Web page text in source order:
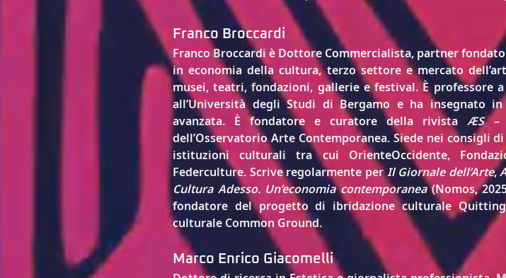
Franco Broccardi
Franco Broccardi è Dottore Commercialista, partner
in economia della cultura, terzo settore e mercato
musei, teatri, fondazioni, gallerie e festival. È
all’Università degli Studi di Bergamo e ha insegnato
avanzata. È fondatore e curatore della rivista ÆS –
dell’Osservatorio Arte Contemporanea. Siede nei consigli
istituzioni culturali tra cui OrienteOccidente,
Federculture. Scrive regolarmente per Il Giornale dell’Arte,
Cultura Adesso. Un’economia contemporanea (Nomos,
fondatore del progetto di ibridazione culturale
culturale Common Ground.
Marco Enrico Giacomelli